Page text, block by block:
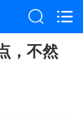
，不然